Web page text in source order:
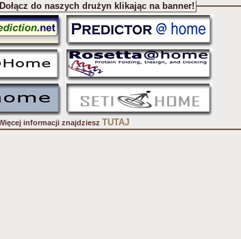
do naszych drużyn klikając na banner!
informacji znajdziesz TUTAJ